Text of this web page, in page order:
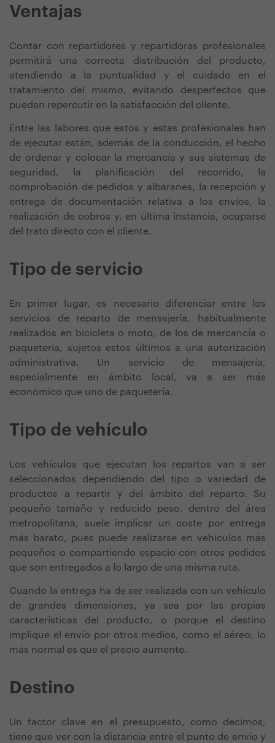
Ventajas
Contar con repartidores y repartidoras profesionales
permitirá una correcta distribución del producto,
atendiendo a la puntualidad y el cuidado en el
tratamiento del mismo, evitando desperfectos que
puedan repercutir en la satisfacción del cliente.
Entre las labores que estos y estas profesionales han
de ejecutar están, además de la conducción, el hecho
de ordenar y colocar la mercancía y sus sistemas de
seguridad, la planificación del recorrido, la
comprobación de pedidos y albaranes, la recepción y
entrega de documentación relativa a los envíos, la
realización de cobros y, en última instancia, ocuparse
del trato directo con el cliente.
Tipo de servicio
En primer lugar, es necesario diferenciar entre los
servicios de reparto de mensajería, habitualmente
realizados en bicicleta o moto, de los de mercancía o
paquetería, sujetos estos últimos a una autorización
administrativa. Un servicio de mensajería,
especialmente en ámbito local, va a ser más
económico que uno de paquetería.
Tipo de vehículo
Los vehículos que ejecutan los repartos van a ser
seleccionados dependiendo del tipo o variedad de
productos a repartir y del ámbito del reparto. Su
pequeño tamaño y reducido peso, dentro del área
metropolitana, suele implicar un coste por entrega
más barato, pues puede realizarse en vehículos más
pequeños o compartiendo espacio con otros pedidos
que son entregados a lo largo de una misma ruta.
Cuando la entrega ha de ser realizada con un vehículo
de grandes dimensiones, ya sea por las propias
características del producto, o porque el destino
implique el envío por otros medios, como el aéreo, lo
más normal es que el precio aumente.
Destino
Un factor clave en el presupuesto, como decimos,
tiene que ver con la distancia entre el punto de envío y